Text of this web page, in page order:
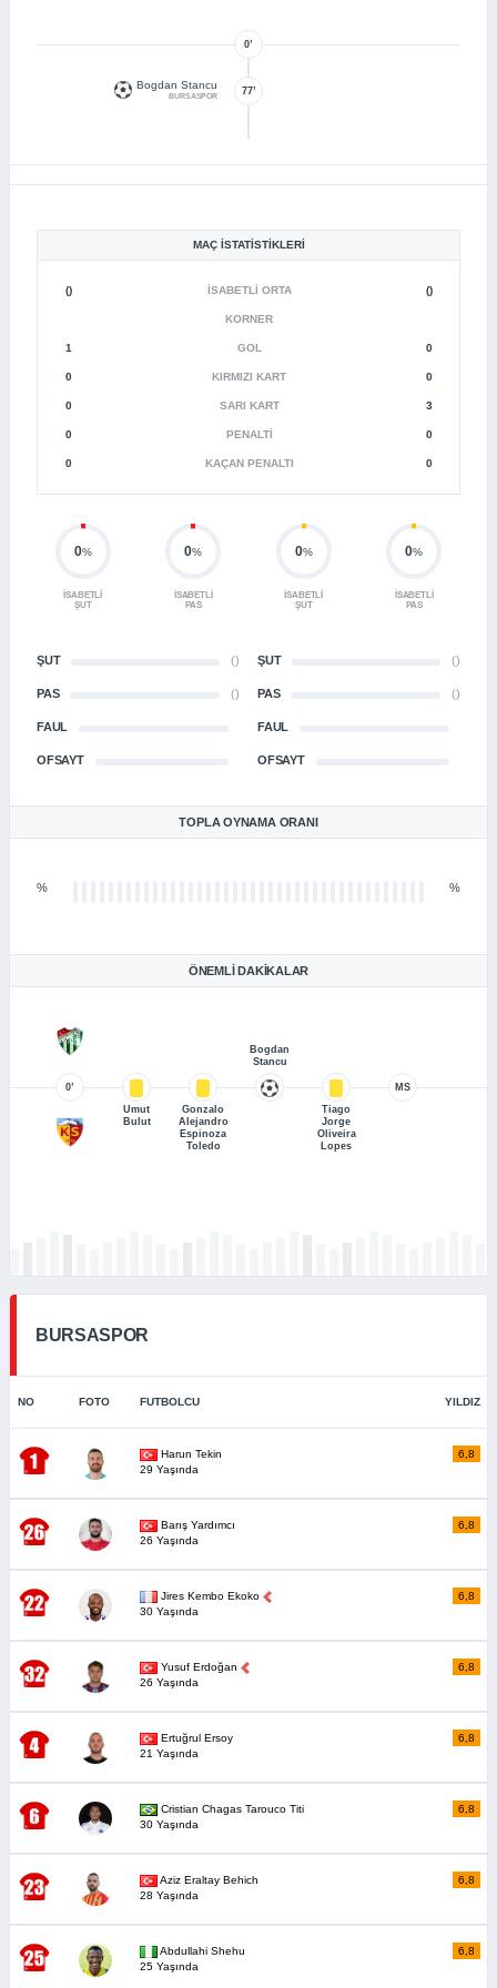
0’
77’
Bogdan Stancu
BURSASPOR
MAÇ İSTATISTIKLERI
() İSABETLI ORTA ()
KORNER
1 GOL 0
0 KIRMIZI KART 0
0 SARI KART 3
0 PENALTI 0
0 KAÇAN PENALTI 0
0%
İSABETLI
ŞUT
0%
İSABETLI
PAS
ŞUT ()
PAS ()
FAUL
OFSAYT
0%
İSABETLI
ŞUT
0%
İSABETLI
PAS
ŞUT ()
PAS ()
FAUL
OFSAYT
TOPLA OYNAMA ORANI
% %
ÖNEMLI DAKIKALAR
0’
Umut
Bulut
Gonzalo
Alejandro
Espinoza
Toledo
Bogdan
Stancu
Tiago
Jorge
Oliveira
Lopes
MS
BURSASPOR
NO FOTO FUTBOLCU YILDIZ
Harun Tekin
29 Yaşında
6,8
Barış Yardımcı
26 Yaşında
6,8
Jires Kembo Ekoko
30 Yaşında
6,8
Yusuf Erdoğan
26 Yaşında
6,8
Ertuğrul Ersoy
21 Yaşında
6,8
Cristian Chagas Tarouco Titi
30 Yaşında
6,8
Aziz Eraltay Behich
28 Yaşında
6,8
Abdullahi Shehu
25 Yaşında
6,8